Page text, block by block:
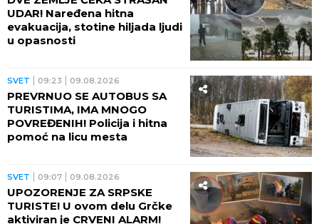
UDAR! Naređena hitna
evakuacija, stotine hiljada ljudi
u opasnosti
SVET 09:23 09.08.2026
PREVRNUO SE AUTOBUS SA
TURISTIMA, IMA MNOGO
POVREĐENIH! Policija i hitna
pomoć na licu mesta
SVET 09:07 09.08.2026
UPOZORENJE ZA SRPSKE
TURISTE! U ovom delu Grčke
aktiviran je CRVENI ALARM!